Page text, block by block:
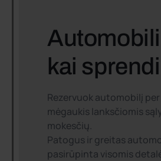
kai
Rezervuok automobilį
mėgaukis lanksčiomis
mokesčių.
Patogus ir greitas
pasirūpinta visomis